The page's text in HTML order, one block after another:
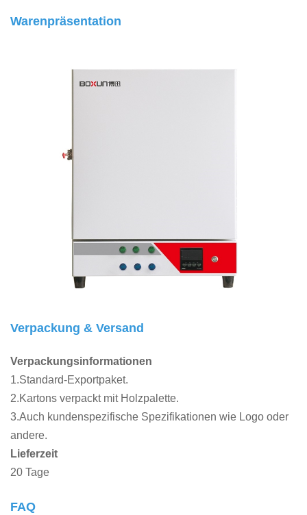
Warenpräsentation
Verpackung & Versand
Verpackungsinformationen
1.Standard-Exportpaket.
2.Kartons verpackt mit Holzpalette.
3.Auch kundenspezifische Spezifikationen wie Logo oder
andere.
Lieferzeit
20 Tage
FAQ